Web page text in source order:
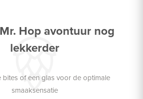
Hop avontuur nog
lekkerder
bites of een glas voor de optimale
smaaksensatie